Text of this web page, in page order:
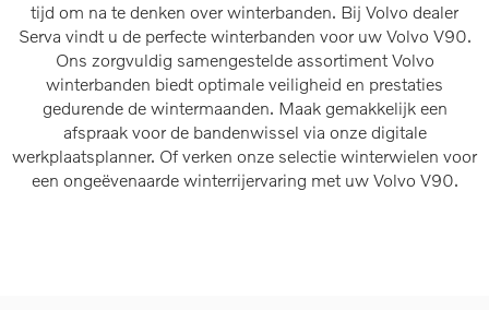
tijd om na te denken over winterbanden. Bij Volvo dealer
Serva vindt u de perfecte winterbanden voor uw Volvo V90.
Ons zorgvuldig samengestelde assortiment Volvo
winterbanden biedt optimale veiligheid en prestaties
gedurende de wintermaanden. Maak gemakkelijk een
afspraak voor de bandenwissel via onze digitale
werkplaatsplanner. Of verken onze selectie winterwielen voor
een ongeëvenaarde winterrijervaring met uw Volvo V90.